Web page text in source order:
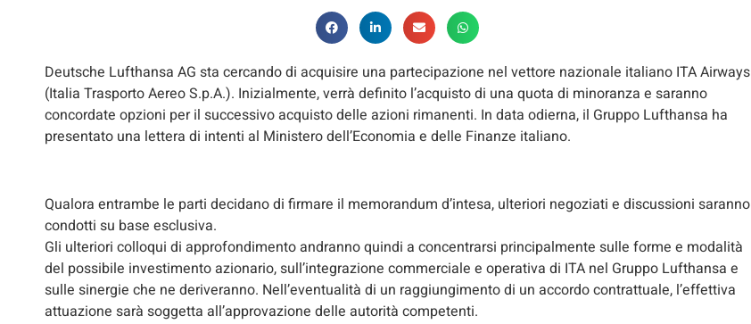
Deutsche Lufthansa AG sta cercando di acquisire una partecipazione nel vettore nazionale italiano ITA Airways
(Italia Trasporto Aereo S.p.A.). Inizialmente, verrà definito l’acquisto di una quota di minoranza e saranno
concordate opzioni per il successivo acquisto delle azioni rimanenti. In data odierna, il Gruppo Lufthansa ha
presentato una lettera di intenti al Ministero dell’Economia e delle Finanze italiano.
Qualora entrambe le parti decidano di firmare il memorandum d’intesa, ulteriori negoziati e discussioni saranno
condotti su base esclusiva.
Gli ulteriori colloqui di approfondimento andranno quindi a concentrarsi principalmente sulle forme e modalità
del possibile investimento azionario, sull’integrazione commerciale e operativa di ITA nel Gruppo Lufthansa e
sulle sinergie che ne deriveranno. Nell’eventualità di un raggiungimento di un accordo contrattuale, l’effettiva
attuazione sarà soggetta all’approvazione delle autorità competenti.